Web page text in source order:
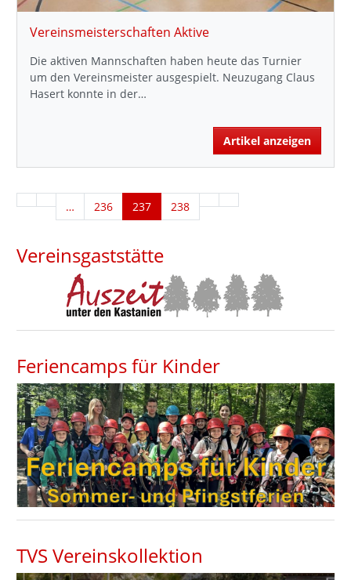
Vereinsmeisterschaften Aktive
Die aktiven Mannschaften haben heute das Turnier
um den Vereinsmeister ausgespielt. Neuzugang Claus
Hasert konnte in der…
Artikel anzeigen
… 236 237 238
Vereinsgaststätte
Feriencamps für Kinder
TVS Vereinskollektion